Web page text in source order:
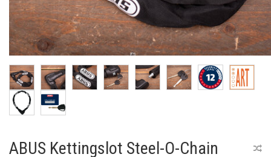
ABUS Kettingslot Steel-O-Chain